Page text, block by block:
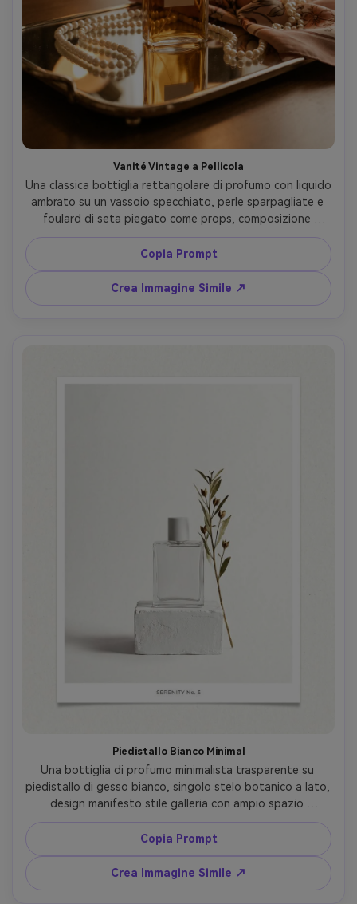
Vanité Vintage a Pellicola
Una classica bottiglia rettangolare di profumo con liquido
ambrato su un vassoio specchiato, perle sparpagliate e
foulard di seta piegato come props, composizione
verticale con margine superiore riservato al brand, luci
tungsteno calde con riempimento finestra morbido,
Fujifilm GFX 100, 63mm, bokeh lieve, angolo tre-quarti,
mood nostalgico, look pellicola vintage con grana fine,
controllo realistico dei riflessi e ombre fedeli, illuminazione
Copia Prompt
Crea Immagine Simile ↗
Piedistallo Bianco Minimal
Una bottiglia di profumo minimalista trasparente su
piedistallo di gesso bianco, singolo stelo botanico a lato,
design manifesto stile galleria con ampio spazio
negativo, illuminazione da studio brillante con luce soft
avvolgente e ombra delicata sotto il piedistallo, look
high-res stile Phase One, obiettivo 80mm, inquadratura
frontale centrale, mood moderno pulito, texture carta
fotorealistica sullo sfondo e bordi netti del prodotto,
Copia Prompt
Crea Immagine Simile ↗